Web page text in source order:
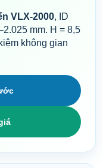
VLX-2000, ID
mm. H = 8,5
không gian